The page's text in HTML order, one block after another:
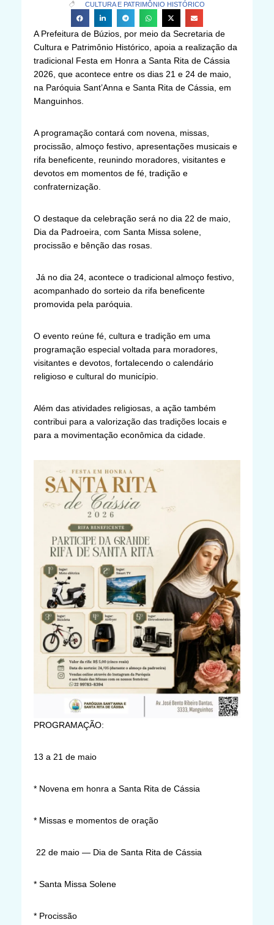
CULTURA E PATRIMÔNIO HISTÓRICO
A Prefeitura de Búzios, por meio da Secretaria de
Cultura e Patrimônio Histórico, apoia a realização da
tradicional Festa em Honra a Santa Rita de Cássia
2026, que acontece entre os dias 21 e 24 de maio,
na Paróquia Sant’Anna e Santa Rita de Cássia, em
Manguinhos.
A programação contará com novena, missas,
procissão, almoço festivo, apresentações musicais e
rifa beneficente, reunindo moradores, visitantes e
devotos em momentos de fé, tradição e
confraternização.
O destaque da celebração será no dia 22 de maio,
Dia da Padroeira, com Santa Missa solene,
procissão e bênção das rosas.
Já no dia 24, acontece o tradicional almoço festivo,
acompanhado do sorteio da rifa beneficente
promovida pela paróquia.
O evento reúne fé, cultura e tradição em uma
programação especial voltada para moradores,
visitantes e devotos, fortalecendo o calendário
religioso e cultural do município.
Além das atividades religiosas, a ação também
contribui para a valorização das tradições locais e
para a movimentação econômica da cidade.
PROGRAMAÇÃO:
13 a 21 de maio
* Novena em honra a Santa Rita de Cássia
* Missas e momentos de oração
22 de maio — Dia de Santa Rita de Cássia
* Santa Missa Solene
* Procissão